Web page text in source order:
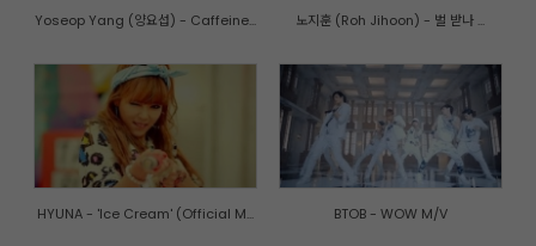
Yoseop Yang (양요섭) - Caffeine... 노지훈 (Roh Jihoon) - 벌 받나 ...
HYUNA - 'Ice Cream' (Official M... BTOB - WOW M/V